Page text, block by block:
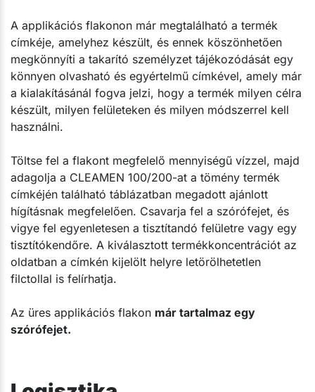
A applikációs flakonon már megtalálható a termék
címkéje, amelyhez készült, és ennek köszönhetően
megkönnyíti a takarító személyzet tájékozódását egy
könnyen olvasható és egyértelmű címkével, amely már
a kialakításánál fogva jelzi, hogy a termék milyen célra
készült, milyen felületeken és milyen módszerrel kell
használni.
Töltse fel a flakont megfelelő mennyiségű vízzel, majd
adagolja a CLEAMEN 100/200-at a tömény termék
címkéjén található táblázatban megadott ajánlott
hígításnak megfelelően. Csavarja fel a szórófejet, és
vigye fel egyenletesen a tisztítandó felületre vagy egy
tisztítókendőre. A kiválasztott termékkoncentrációt az
oldatban a címkén kijelölt helyre letörölhetetlen
filctollal is felírhatja.
Az üres applikációs flakon már tartalmaz egy
szórófejet.